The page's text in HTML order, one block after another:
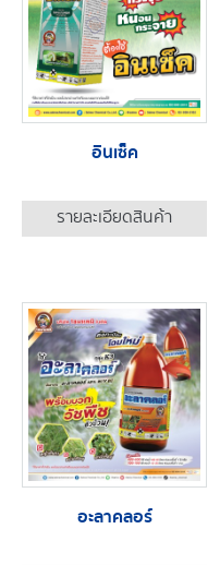
อินเซ็ค
รายละเอียดสินค้า
อะลาคลอร์